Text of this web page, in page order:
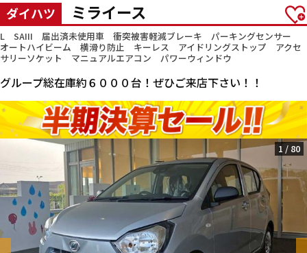
ダイハツ ミライース
L SAIII 届出済未使用車 衝突被害軽減ブレーキ パーキングセンサー
オートハイビーム 横滑り防止 キーレス アイドリングストップ アクセ
サリーソケット マニュアルエアコン パワーウィンドウ
グループ総在庫約６０００台！ぜひご来店下さい！！
1 / 80